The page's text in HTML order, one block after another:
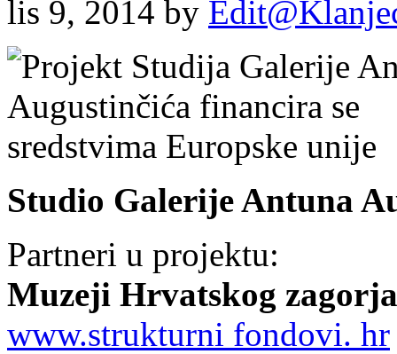
lis 9, 2014 by
Studio Galerije Antuna
Partneri u projektu:
Muzeji Hrvatskog zagorja
www.strukturni fondovi. hr